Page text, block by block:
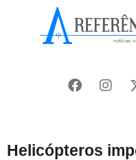
Helicópteros